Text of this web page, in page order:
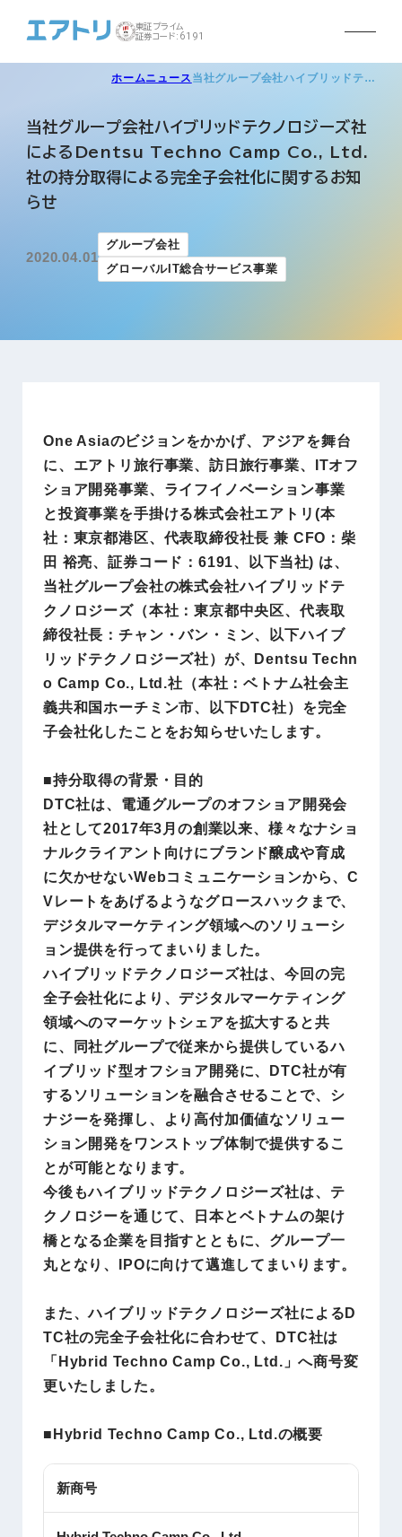
東証プライム
証券コード:6191
ホームニュース 当社グループ会社ハイブリッドテ…
当社グループ会社ハイブリッドテクノロジーズ社
によるDentsu Techno Camp Co., Ltd.
社の持分取得による完全子会社化に関するお知
らせ
2020.04.01
グループ会社
グローバルIT総合サービス事業
One Asiaのビジョンをかかげ、アジアを舞台
に、エアトリ旅行事業、訪日旅行事業、ITオフ
ショア開発事業、ライフイノベーション事業
と投資事業を手掛ける株式会社エアトリ(本
社：東京都港区、代表取締役社長 兼 CFO：柴
田 裕亮、証券コード：6191、以下当社) は、
当社グループ会社の株式会社ハイブリッドテ
クノロジーズ（本社：東京都中央区、代表取
締役社長：チャン・バン・ミン、以下ハイブ
リッドテクノロジーズ社）が、Dentsu Techn
o Camp Co., Ltd.社（本社：ベトナム社会主
義共和国ホーチミン市、以下DTC社）を完全
子会社化したことをお知らせいたします。
■持分取得の背景・目的
DTC社は、電通グループのオフショア開発会
社として2017年3月の創業以来、様々なナショ
ナルクライアント向けにブランド醸成や育成
に欠かせないWebコミュニケーションから、C
Vレートをあげるようなグロースハックまで、
デジタルマーケティング領域へのソリューシ
ョン提供を行ってまいりました。
ハイブリッドテクノロジーズ社は、今回の完
全子会社化により、デジタルマーケティング
領域へのマーケットシェアを拡大すると共
に、同社グループで従来から提供しているハ
イブリッド型オフショア開発に、DTC社が有
するソリューションを融合させることで、シ
ナジーを発揮し、より高付加価値なソリュー
ション開発をワンストップ体制で提供するこ
とが可能となります。
今後もハイブリッドテクノロジーズ社は、テ
クノロジーを通じて、日本とベトナムの架け
橋となる企業を目指すとともに、グループ一
丸となり、IPOに向けて邁進してまいります。
また、ハイブリッドテクノロジーズ社によるD
TC社の完全子会社化に合わせて、DTC社は
「Hybrid Techno Camp Co., Ltd.」へ商号変
更いたしました。
■Hybrid Techno Camp Co., Ltd.の概要
新商号